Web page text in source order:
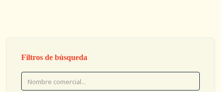
Filtros de búsqueda